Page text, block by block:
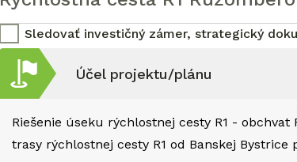
Sledovať investičný zámer, strategický
Účel projektu/plánu
Riešenie úseku rýchlostnej cesty R1 -
trasy rýchlostnej cesty R1 od Banskej Bystrice